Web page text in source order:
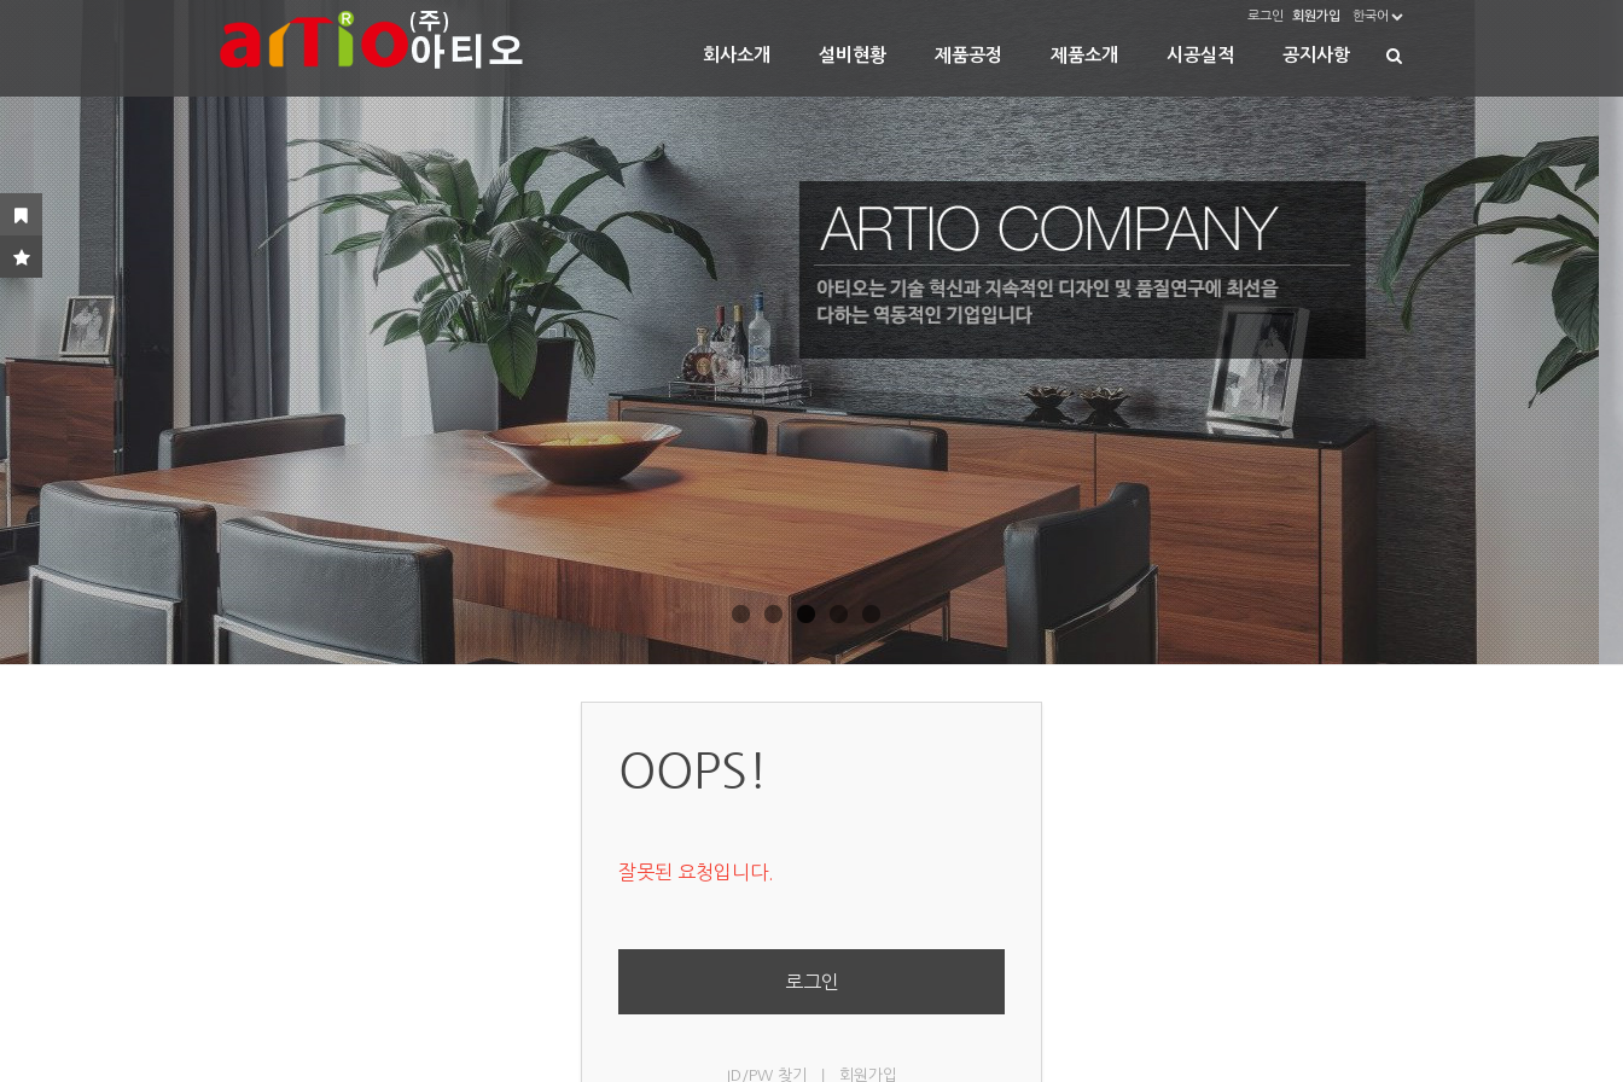
로그인 회원가입 한국어
회사소개 설비현황 제품공정 제품소개 시공실적 공지사항
OOPS!
잘못된 요청입니다.
로그인
ID/PW 찾기 회원가입